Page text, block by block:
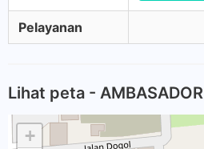
Pelayanan
Lihat peta - AMBASADOR
+